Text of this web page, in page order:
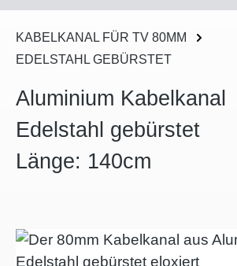
KABELKANAL FÜR TV 80MM
EDELSTAHL GEBÜRSTET
Aluminium Kabelkanal
Edelstahl gebürstet
Länge: 140cm
Bildergalerie überspringen